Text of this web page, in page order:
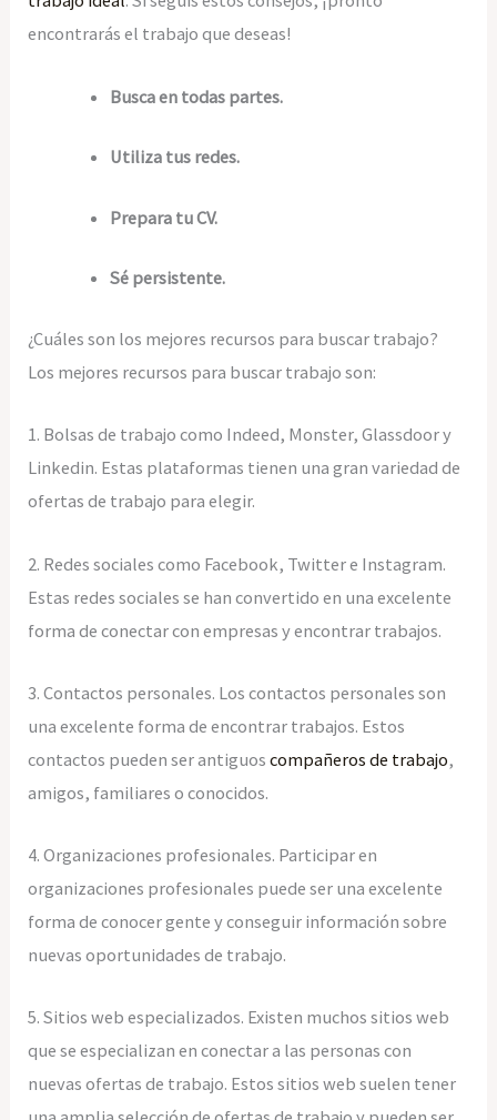
encontrarás el trabajo que deseas!
Busca en todas partes.
Utiliza tus redes.
Prepara tu CV.
Sé persistente.
¿Cuáles son los mejores recursos para buscar trabajo?
Los mejores recursos para buscar trabajo son:
1. Bolsas de trabajo como Indeed, Monster, Glassdoor y
Linkedin. Estas plataformas tienen una gran variedad de
ofertas de trabajo para elegir.
2. Redes sociales como Facebook, Twitter e Instagram.
Estas redes sociales se han convertido en una excelente
forma de conectar con empresas y encontrar trabajos.
3. Contactos personales. Los contactos personales son
una excelente forma de encontrar trabajos. Estos
contactos pueden ser antiguoscompañeros de trabajo,
amigos, familiares o conocidos.
4. Organizaciones profesionales. Participar en
organizaciones profesionales puede ser una excelente
forma de conocer gente y conseguir información sobre
nuevas oportunidades de trabajo.
5. Sitios web especializados. Existen muchos sitios web
que se especializan en conectar a las personas con
nuevas ofertas de trabajo. Estos sitios web suelen tener